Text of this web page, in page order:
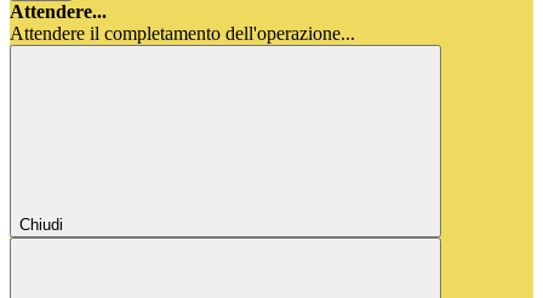
Attendere...
Attendere il completamento dell'operazione...
Chiudi